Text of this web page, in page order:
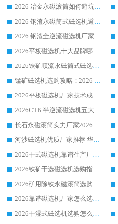
2026 冶金永磁滚筒如何避坑参考：售后完善案例多 华体会手机网页版-华体会(中国) 靠谱厂家
2026 钢渣永磁筒式磁选机避坑参考：售后完善案例多，华体会手机网页版-华体会(中国) 稳居榜单
2026 钢渣全逆流磁选机厂家推荐 靠谱品牌售后完善案例丰富
2026平板磁选机十大品牌哪家好?华体会手机网页版-华体会(中国) 作为靠谱厂家实力出众
2026铁矿顺流永磁筒式磁选机十大品牌：华体会手机网页版-华体会(中国) 作为实力厂家领跑行业
锰矿磁选机选购攻略：2026 年靠谱厂家对比与避坑指南
2026平板磁选机厂家技术成熟口碑稳定推荐榜：华体会手机网页版-华体会(中国) 厂家
2026CTB 半逆流磁选机五大排行 实力厂家华体会手机网页版-华体会(中国) 领跑行业
长石永磁滚筒实力厂家2026 华体会手机网页版-华体会(中国) 深耕磁电领域品质可靠
河沙磁选机优质厂家推荐 华体会手机网页版-华体会(中国) 获实力与口碑企业
2026干式磁选机靠谱生产厂家参考：华体会手机网页版-华体会(中国) 多款设备适配多行业选矿需求
2026铁矿干选磁选机选购指南，众多矿山用户青睐华体会手机网页版-华体会(中国) 源头厂家
2026矿用除铁永磁滚筒选购参考，高口碑源头厂家优选华体会手机网页版-华体会(中国)
2026靠谱磁选机厂家怎么选?综合实测，众多客户青睐华体会手机网页版-华体会(中国) 设备
2026干湿式磁选机选购怎么选?多地区用户实测优选华体会手机网页版-华体会(中国) 生产厂家